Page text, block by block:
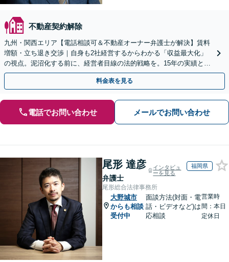
不動産契約解除
九州・関西エリア【電話相談可＆不動産オーナー弁護士が解決】賃料
増額・立ち退き交渉｜自身も2社経営するからわかる「収益最大化」
の視点。泥沼化する前に、経営者目線の法的戦略を。15年の実績と専
門チームで正当な権利を守ります【顧問先企業60社超】
料金表を見る
電話でお問い合わせ メールでお問い合わせ
尾形 達彦
弁護士
インタビュ
ーを見る
福岡県
尾形総合法律事務所
大野城市
からも相談
受付中
面談方法(対面・電
話・ビデオなど)は
応相談
営業時
間：本日
定休日